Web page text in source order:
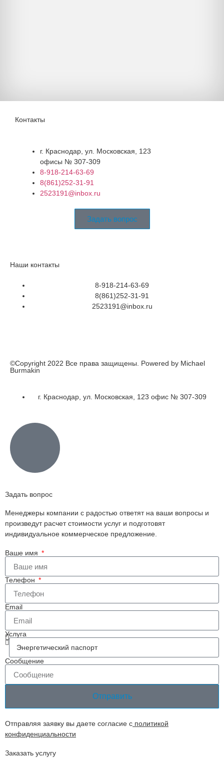
Контакты
г. Краснодар, ул. Московская, 123
офисы № 307-309
8-918-214-63-69
8(861)252-31-91
2523191@inbox.ru
Задать вопрос
Наши контакты
8-918-214-63-69
8(861)252-31-91
2523191@inbox.ru
©Copyright 2022 Все права защищены. Powered by Michael
Burmakin
г. Краснодар, ул. Московская, 123 офис № 307-309
Задать вопрос
Менеджеры компании с радостью ответят на ваши вопросы и
произведут расчет стоимости услуг и подготовят
индивидуальное коммерческое предложение.
Ваше имя
Телефон
Email
Услуга
Сообщение
Отправить
Отправляя заявку вы даете согласие с политикой
конфиденциальности
Заказать услугу